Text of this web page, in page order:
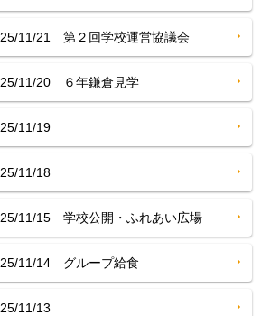
11/21 第２回学校運営協議会
11/20 ６年鎌倉見学
11/19
11/18
11/15 学校公開・ふれあい広場
11/14 グループ給食
11/13